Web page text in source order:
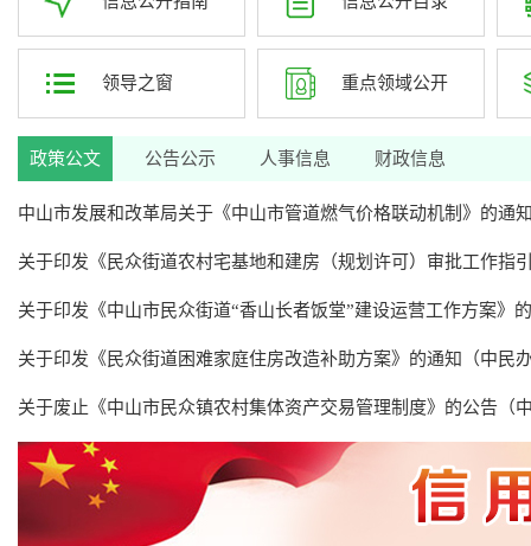
领导之窗 重点领域公开
政策公文 公告公示 人事信息 财政信息
中山市发展和改革局关于《中山市管道燃气价格联动机制》的通
关于印发《民众街道农村宅基地和建房（规划许可）审批工作指
关于印发《中山市民众街道“香山长者饭堂”建设运营工作方案》